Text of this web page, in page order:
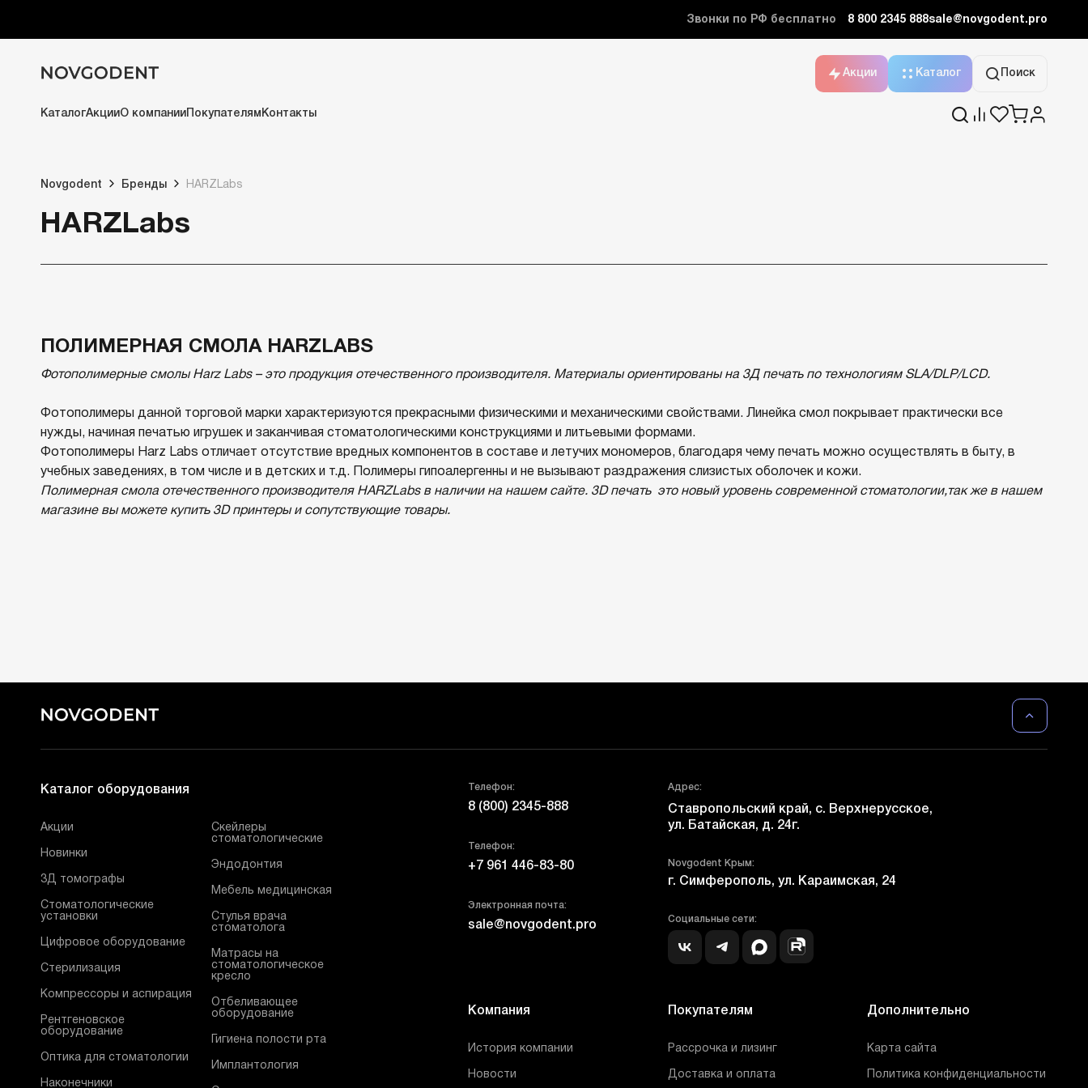
Звонки по РФ бесплатно 8 800 2345 888sale@novgodent.pro
Акции Каталог Поиск
КаталогАкцииО компании Покупателям Контакты
Novgodent Бренды HARZLabs
HARZLabs
ПОЛИМЕРНАЯ СМОЛА HARZLABS
Фотополимерные смолы Harz Labs – это продукция отечественного производителя. Материалы ориентированы на 3Д печать по технологиям SLA/DLP/LCD.
Фотополимеры данной торговой марки характеризуются прекрасными физическими и механическими свойствами. Линейка смол покрывает практически все
нужды, начиная печатью игрушек и заканчивая стоматологическими конструкциями и литьевыми формами.
Фотополимеры Harz Labs отличает отсутствие вредных компонентов в составе и летучих мономеров, благодаря чему печать можно осуществлять в быту, в
учебных заведениях, в том числе и в детских и т.д. Полимеры гипоалергенны и не вызывают раздражения слизистых оболочек и кожи.
Полимерная смола отечественного производителя HARZLabs в наличии на нашем сайте. 3D печать это новый уровень современной стоматологии,так же в нашем
магазине вы можете купить 3D принтеры и сопутствующие товары.
Телефон:
8 (800) 2345-888
Телефон:
+7 961 446-83-80
Электронная почта:
sale@novgodent.pro
Адрес:
Ставропольский край, с. Верхнерусское,
ул. Батайская, д. 24г.
Novgodent Крым:
г. Симферополь, ул. Караимская, 24
Социальные сети:
Компания
История компании
Новости
Покупателям
Рассрочка и лизинг
Доставка и оплата
Дополнительно
Карта сайта
Политика конфиденциальности
Каталог оборудования
Акции
Новинки
3Д томографы
Стоматологические
установки
Цифровое оборудование
Стерилизация
Компрессоры и аспирация
Рентгеновское
оборудование
Оптика для стоматологии
Наконечники
Скейлеры
стоматологические
Эндодонтия
Мебель медицинская
Стулья врача
стоматолога
Матрасы на
стоматологическое
кресло
Отбеливающее
оборудование
Гигиена полости рта
Имплантология